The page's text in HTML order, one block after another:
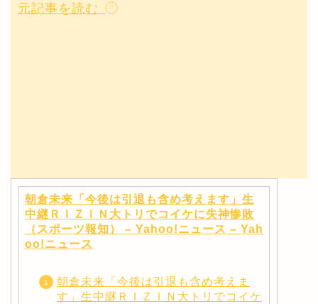
元記事を読む
朝倉未来「今後は引退も含め考えます」生
中継ＲＩＺＩＮ大トリでコイケに失神惨敗
（スポーツ報知） – Yahoo!ニュース – Yah
oo!ニュース
朝倉未来「今後は引退も含め考えま
す」生中継ＲＩＺＩＮ大トリでコイケ